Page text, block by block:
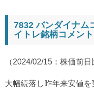
7832 バンダイナム
イトレ銘柄コメント
（2024/02/15：株価前日
大幅続落し昨年来安値